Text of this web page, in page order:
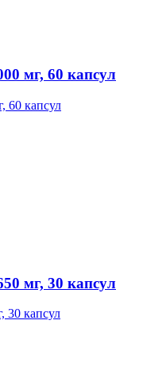
мг, 60 капсул
мг, 30 капсул